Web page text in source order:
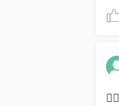
👌🏽